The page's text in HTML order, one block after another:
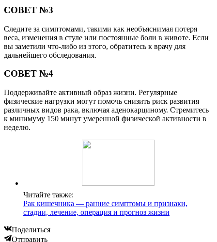
СОВЕТ №3
Следите за симптомами, такими как необъяснимая потеря
веса, изменения в стуле или постоянные боли в животе. Если
вы заметили что-либо из этого, обратитесь к врачу для
дальнейшего обследования.
СОВЕТ №4
Поддерживайте активный образ жизни. Регулярные
физические нагрузки могут помочь снизить риск развития
различных видов рака, включая аденокарциному. Стремитесь
к минимуму 150 минут умеренной физической активности в
неделю.
Читайте также:
Рак кишечника — ранние симптомы и признаки,
стадии, лечение, операция и прогноз жизни
Поделиться
Отправить